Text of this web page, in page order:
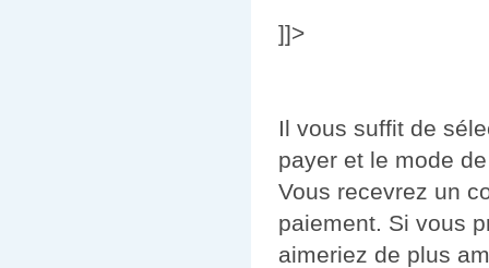
]]>
Il vous suffit de
payer et le mode
Vous recevrez un
paiement. Si vous
aimeriez de plus